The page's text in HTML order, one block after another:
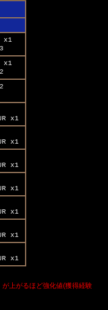
x1
x1
x1
x1
x1
x1
x1
x1
x1
上がるほど強化値(獲得経験